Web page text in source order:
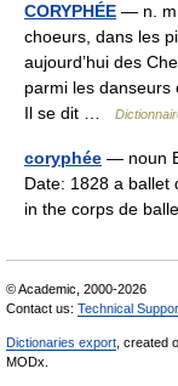
CORYPHÉE — n. m.
choeurs, dans les
aujourd’hui des
parmi les danseurs
Il se dit …
coryphée — noun
Date: 1828 a ballet
in the corps de
© Academic, 2000-2026
Contact us: Technical
Dictionaries export , created
MODx.